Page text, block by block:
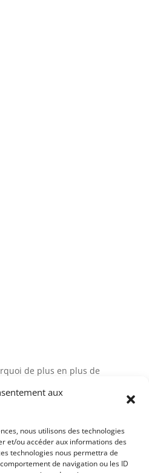
aux
nous utilisons des technologies
et/ou accéder aux informations des
technologies nous permettra de
de navigation ou les ID
de plus en plus de
: comment
à Paris : avis et solutions